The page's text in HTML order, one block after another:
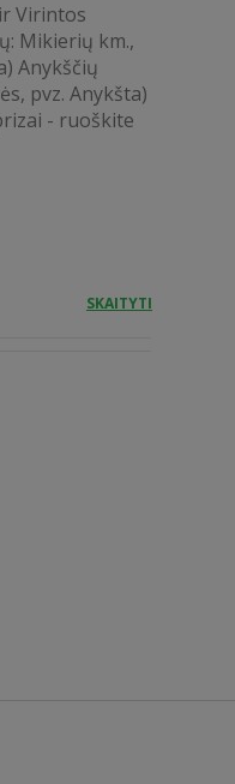
Virintos
Mikierių km.,
Anykščių
pvz. Anykšta)
- ruoškite
SKAITYTI